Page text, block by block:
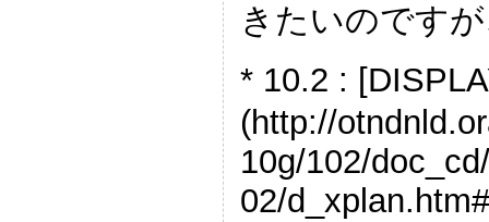
きたいのです
* 10.2 :
(http://
10g/102/
02/